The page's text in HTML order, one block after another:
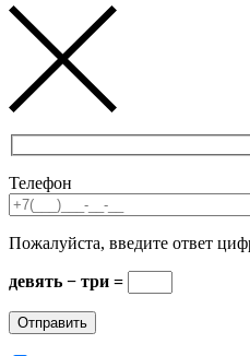
Телефон
Пожалуйста, введите ответ
девять − три =